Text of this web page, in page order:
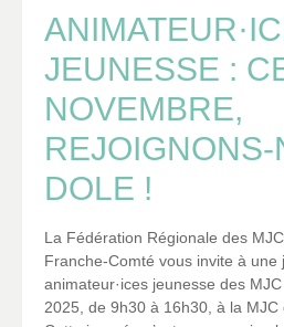
JEUNESSE :
NOVEMBRE,
DOLE !
La Fédération Régionale des
Franche-Comté vous invite à une
animateur·ices jeunesse des
2025, de 9h30 à 16h30, à la MJC